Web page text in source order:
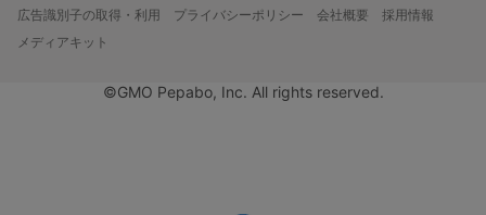
広告識別子の取得・利用
プライバシーポリシー 会社概要
採用情報
メディアキット
©GMO Pepabo, Inc. All rights reserved.